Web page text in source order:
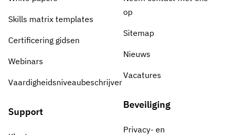
Skills matrix templates
Certificering gidsen
Webinars
Vaardigheidsniveaubeschrijver
Support
op
Sitemap
Nieuws
Vacatures
Beveiliging
Privacy- en